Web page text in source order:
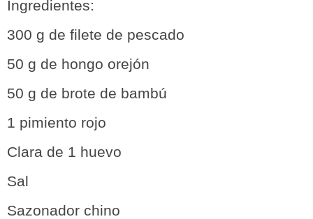
Ingredientes:
300 g de filete de pescado
50 g de hongo orejón
50 g de brote de bambú
1 pimiento rojo
Clara de 1 huevo
Sal
Sazonador chino